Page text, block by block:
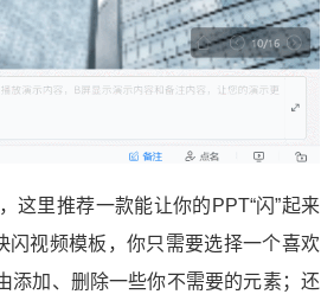
这里推荐一款能让你的PPT“闪”起来
视频模板，你只需要选择一个喜欢
添加、删除一些你不需要的元素；还